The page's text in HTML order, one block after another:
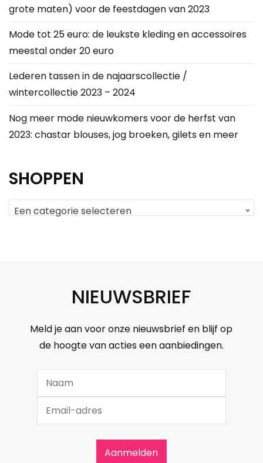
grote maten) voor de feestdagen van 2023
Mode tot 25 euro: de leukste kleding en accessoires
meestal onder 20 euro
Lederen tassen in de najaarscollectie /
wintercollectie 2023 – 2024
Nog meer mode nieuwkomers voor de herfst van
2023: chastar blouses, jog broeken, gilets en meer
SHOPPEN
Een categorie selecteren
NIEUWSBRIEF
Meld je aan voor onze nieuwsbrief en blijf op
de hoogte van acties een aanbiedingen.